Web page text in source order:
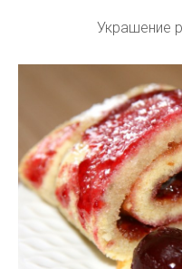
Украшение